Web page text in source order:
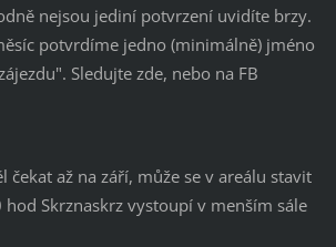
nejsou jediní potvrzení uvidíte brzy.
potvrdíme jedno (minimálně) jméno
Sledujte zde, nebo na FB
čekat až na září, může se v areálu stavit
hod Skrznaskrz vystoupí v menším sále